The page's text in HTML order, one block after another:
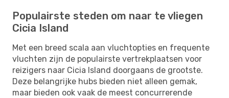
Populairste steden om naar te vliegen
Cicia Island
Met een breed scala aan vluchtopties en frequente
vluchten zijn de populairste vertrekplaatsen voor
reizigers naar Cicia Island doorgaans de grootste.
Deze belangrijke hubs bieden niet alleen gemak,
maar bieden ook vaak de meest concurrerende